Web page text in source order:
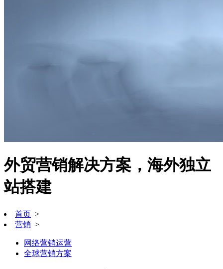
外贸营销解决方案，海外独立
站搭建
首页 >
营销 >
网络营销运营
全球营销方案